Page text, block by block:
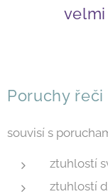
Poruchy
souvisí s
ztuhlostí
ztuhlostí